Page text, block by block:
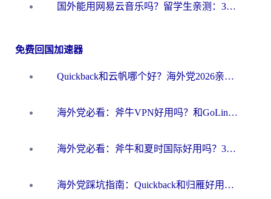
国外能用网易云音乐吗？留学生亲测：3步解决海外听歌难题
免费回国加速器
Quickback和云帆哪个好？海外党2026亲测指南：选对加速器大陆工具，无缝刷国内剧玩国服
海外党必看：斧牛VPN好用吗？和GoLinkVPN对比哪个回国效果更好？
海外党必看：斧牛和夏时国际好用吗？3步选对回国加速器，无缝刷国内资源
海外党踩坑指南：Quickback和归雁好用吗？选对加速器才能无缝刷国内资源